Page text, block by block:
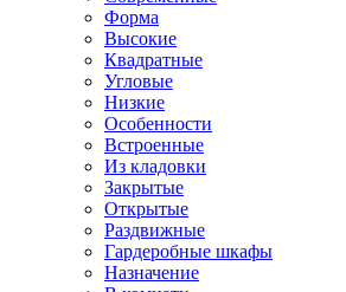
Форма
Высокие
Квадратные
Угловые
Низкие
Особенности
Встроенные
Из кладовки
Закрытые
Открытые
Раздвижные
Гардеробные шкафы
Назначение